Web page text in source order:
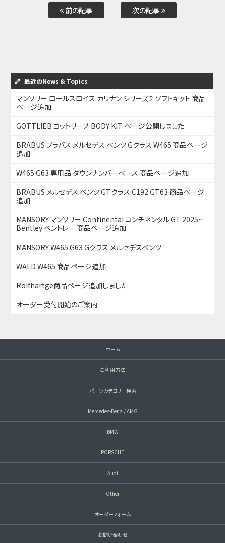
前の記事 次の記事
最近のNews & Topics
マンソリー ロールスロイス カリナン シリーズ２ ソフトキット 商品
ページ追加
GOTTLIEB ゴットリープ BODY KIT ページ公開しました
BRABUS ブラバス メルセデス ベンツ Gクラス W465 商品ページ
追加
W465 G63 専用品 ダウンナンバーベース 商品ページ追加
BRABUS メルセデス ベンツ GTクラス C192 GT63 商品ページ
追加
MANSORY マンソリー Continental コンチネンタル GT 2025~
Bentley ベントレー 商品ページ追加
MANSORY W465 G63 Gクラス メルセデスベンツ
WALD W465 商品ページ追加
Rolfhartge商品ページ追加しました
オーダー受付開始のご案内
ホーム
ご利用方法
パーツカテゴリー検索
Mercedes-Benz / AMG
BMW
PORSCHE
Audi
Other
オーダーフォーム
お問い合わせ